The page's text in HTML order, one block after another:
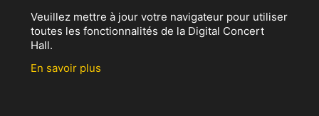
Veuillez mettre à jour votre navigateur pour utiliser
toutes les fonctionnalités de la Digital Concert
Hall.
En savoir plus